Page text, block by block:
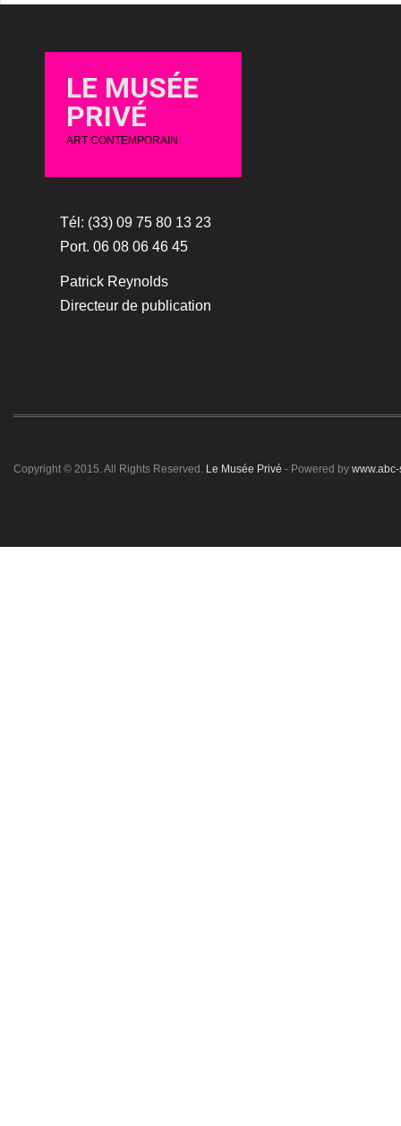
LE MUSÉE
PRIVÉ
ART CONTEMPORAIN
Tél: (33) 09 75 80 13 23
Port. 06 08 06 46 45
Patrick Reynolds
Directeur de publication
Copyright © 2015. All Rights Reserved. Le Musée Privé - Powered by